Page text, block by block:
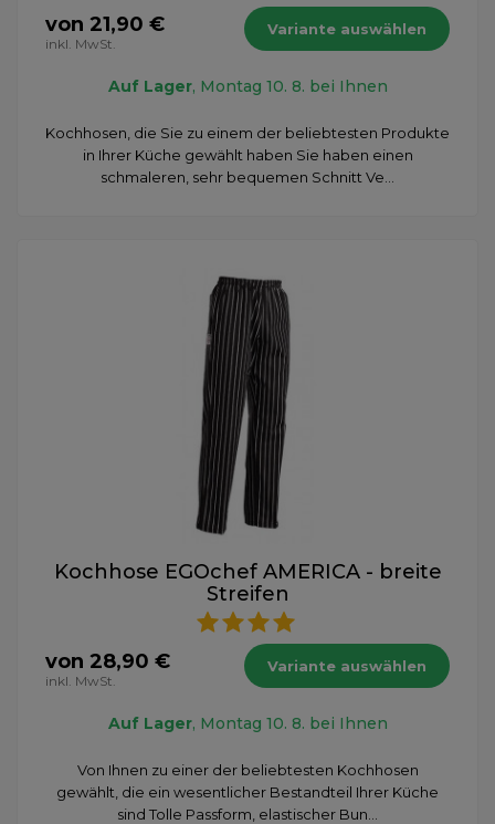
von 21,90 €
inkl. MwSt.
Variante auswählen
Auf Lager, Montag 10. 8. bei Ihnen
Kochhosen, die Sie zu einem der beliebtesten Produkte
in Ihrer Küche gewählt haben Sie haben einen
schmaleren, sehr bequemen Schnitt Ve...
Kochhose EGOchef AMERICA - breite
Streifen
von 28,90 €
inkl. MwSt.
Variante auswählen
Auf Lager, Montag 10. 8. bei Ihnen
Von Ihnen zu einer der beliebtesten Kochhosen
gewählt, die ein wesentlicher Bestandteil Ihrer Küche
sind Tolle Passform, elastischer Bun...